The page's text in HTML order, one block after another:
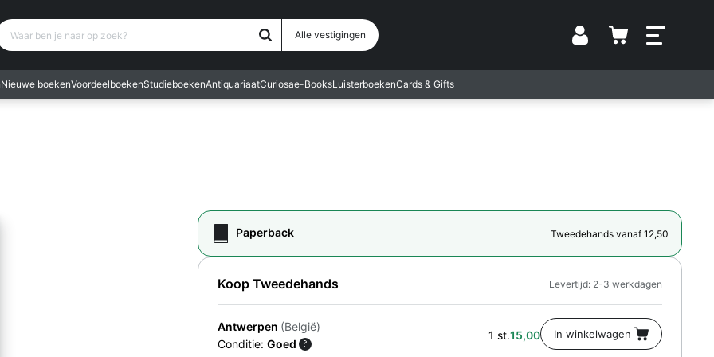
Alle vestigingen Vestiging
ben je naar op zoek?
Nieuwe boekenVoordeelboekenStudieboekenAntiquariaatCuriosae-BooksLuisterboekenCards & Gifts
Paperback Tweedehands vanaf 12,50
Koop Tweedehands
Antwerpen (België)
Conditie: Goed ?
1 st.15,00
Levertijd: 2-3 werkdagen